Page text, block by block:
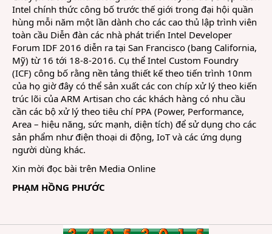
chip
Intel chính thức công bố trước thế giới trong đại hội quần
hùng mỗi năm một lần dành cho các cao thủ lập trình viên
toàn cầu Diễn đàn các nhà phát triển Intel Developer
Forum IDF 2016 diễn ra tại San Francisco (bang California,
Mỹ) từ 16 tới 18-8-2016. Cụ thể Intel Custom Foundry
(ICF) công bố rằng nền tảng thiết kế theo tiến trình 10nm
của họ giờ đây có thể sản xuất các con chíp xử lý theo kiến
trúc lõi của ARM Artisan cho các khách hàng có nhu cầu
cần các bộ xử lý theo tiêu chí PPA (Power, Performance,
Area – hiệu năng, sức mạnh, diện tích) để sử dụng cho các
sản phẩm như điện thoại di động, IoT và các ứng dụng
người dùng khác.
Xin mời đọc bài trên Media Online
PHẠM HỒNG PHƯỚC